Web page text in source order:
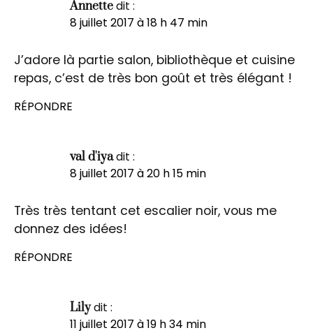
Annettedit :
8 juillet 2017 à 18 h 47 min
J’adore là partie salon, bibliothèque et cuisine
repas, c’est de très bon goût et très élégant !
RÉPONDRE
val d'iyadit :
8 juillet 2017 à 20 h 15 min
Très très tentant cet escalier noir, vous me
donnez des idées!
RÉPONDRE
Lilydit :
11 juillet 2017 à 19 h 34 min